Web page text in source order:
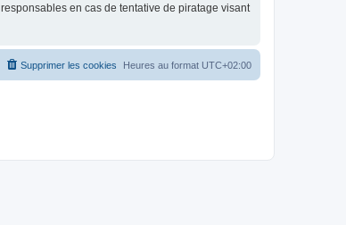
en cas de tentative de piratage visant
Heures au format UTC+02:00
Supprimer les cookies